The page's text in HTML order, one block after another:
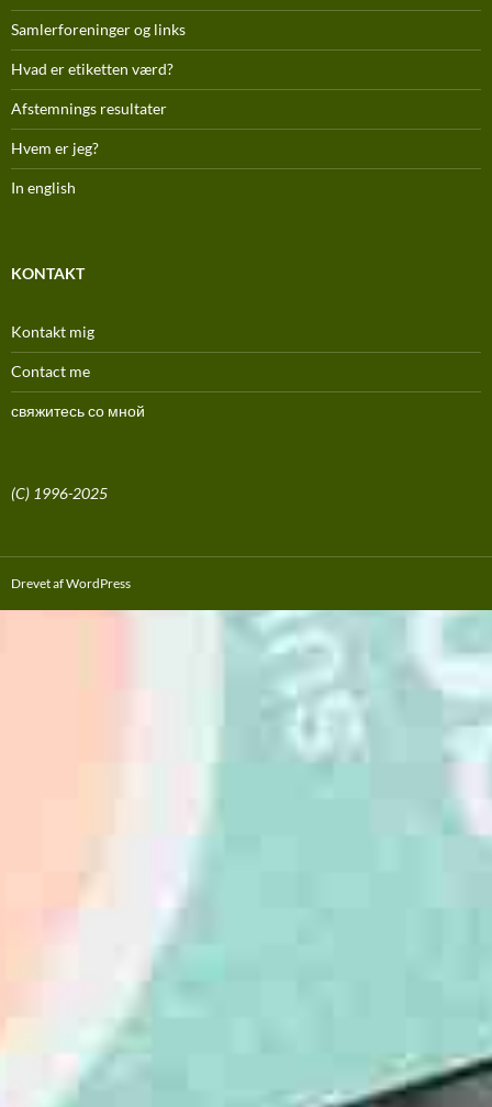
Samlerforeninger og links
Hvad er etiketten værd?
Afstemnings resultater
Hvem er jeg?
In english
KONTAKT
Kontakt mig
Contact me
свяжитесь со мной
(C) 1996-2025
Drevet af WordPress